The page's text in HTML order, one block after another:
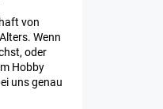
von
Wenn
oder
Hobby
uns genau